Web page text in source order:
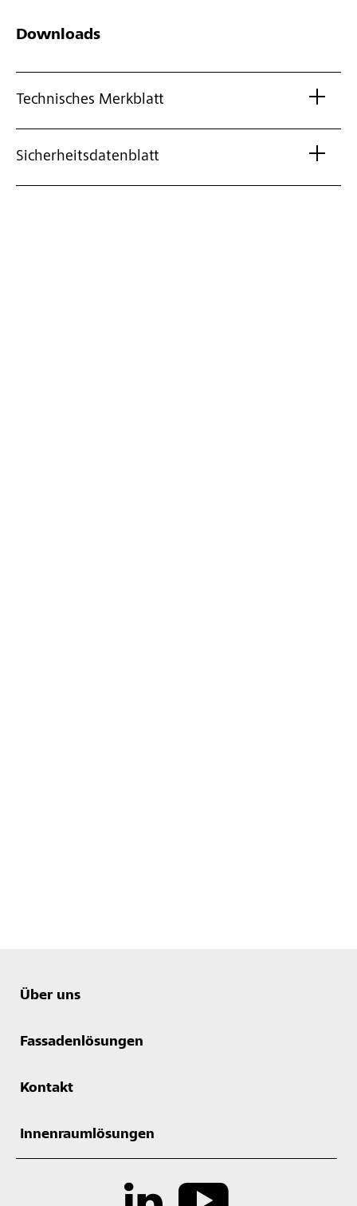
Downloads
Technisches Merkblatt
Sicherheitsdatenblatt
Über uns
Fassadenlösungen
Kontakt
Innenraumlösungen